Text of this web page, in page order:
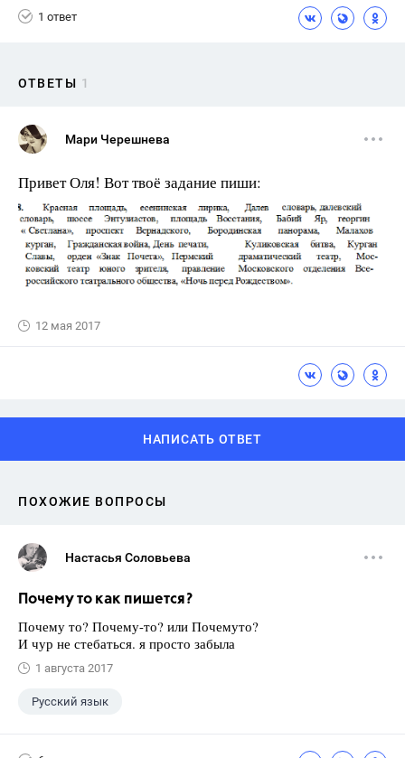
1 ответ
ОТВЕТЫ 1
Мари Черешнева
Привет Оля! Вот твоё задание пиши:
12 мая 2017
НАПИСАТЬ ОТВЕТ
ПОХОЖИЕ ВОПРОСЫ
Настасья Соловьева
Почему то как пишется?
Почему то? Почему-то? или Почемуто?
И чур не стебаться. я просто забыла
1 августа 2017
Русский язык